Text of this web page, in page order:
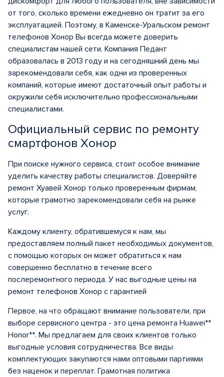
от того, сколько времени ежедневно он тратит за его
эксплуатацией. Поэтому, в Каменске-Уральском ремонт
телефонов Хонор Вы всегда можете доверить
специалистам нашей сети. Компания Педант
образовалась в 2013 году и на сегодняшний день мы
зарекомендовали себя, как одни из проверенных
компаний, которые имеют достаточный опыт работы и
окружили себя исключительно профессиональными
специалистами.
Официальный сервис по ремонту
смартфонов Хонор
При поиске нужного сервиса, стоит особое внимание
уделить качеству работы специалистов. Доверяйте
ремонт Хуавей Хонор только проверенным фирмам,
которые грамотно зарекомендовали себя на рынке
услуг.
Каждому клиенту, обратившемуся к нам, мы
предоставляем полный пакет необходимых документов,
с помощью которых он может обратиться к нам
совершенно бесплатно в течение всего
послеремонтного периода. У нас выгодные цены на
ремонт телефонов Хонор с гарантией
Первое, на что обращают внимание пользователи, при
выборе сервисного центра - это цена ремонта Huawei**
Honor**. Мы предлагаем для своих клиентов только
выгодные условия сотрудничества. Все виды
комплектующих закупаются нами оптовыми партиями
без наценок и переплат. Грамотная политика